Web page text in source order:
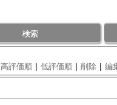
検索
高評価順 | 低評価順 | 削除 | 編